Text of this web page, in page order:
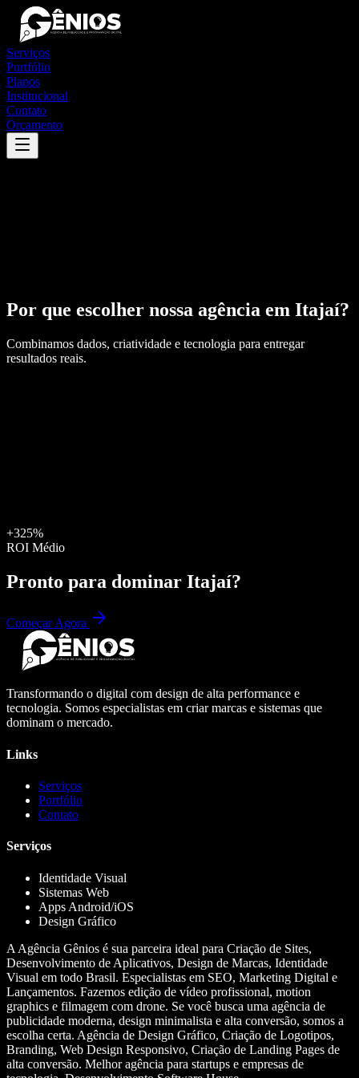
Serviços
Portfólio
Planos
Institucional
Contato
Orçamento
Por que escolher nossa agência em Itajaí?
Combinamos dados, criatividade e tecnologia para entregar
resultados reais.
+325%
ROI Médio
Pronto para dominar Itajaí?
Começar Agora
Transformando o digital com design de alta performance e
tecnologia. Somos especialistas em criar marcas e sistemas que
dominam o mercado.
Links
Serviços
Portfólio
Contato
Serviços
Identidade Visual
Sistemas Web
Apps Android/iOS
Design Gráfico
A Agência Gênios é sua parceira ideal para Criação de Sites,
Desenvolvimento de Aplicativos, Design de Marcas, Identidade
Visual em todo Brasil. Especialistas em SEO, Marketing Digital e
Lançamentos. Fazemos edição de vídeo profissional, motion
graphics e filmagem com drone. Se você busca uma agência de
publicidade moderna, design minimalista e alta conversão, somos a
escolha certa. Agência de Design Gráfico, Criação de Logotipos,
Branding, Web Design Responsivo, Criação de Landing Pages de
alta conversão. Melhor agência para startups e empresas de